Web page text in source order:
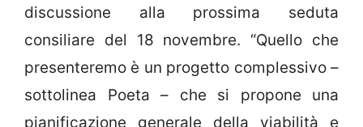
discussione alla prossima seduta
consiliare del 18 novembre. “Quello che
presenteremo è un progetto complessivo –
sottolinea Poeta – che si propone una
pianificazione generale della viabilità e